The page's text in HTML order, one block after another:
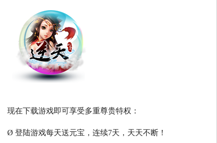
现在下载游戏即可享受多重尊贵特权：
Ø 登陆游戏每天送元宝，连续7天，天天不断！